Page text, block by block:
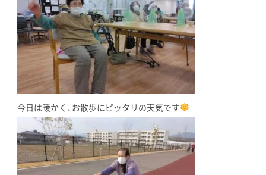
今日は暖かく、お散歩にピッタリの天気です